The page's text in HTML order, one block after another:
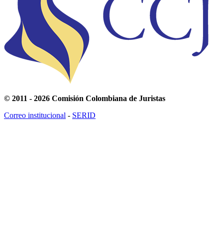
© 2011 - 2026 Comisión Colombiana de Juristas
Correo institucional - SERID